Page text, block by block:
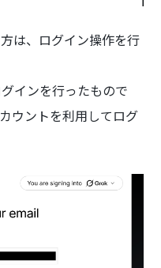
は、ログイン操作を行
インを行ったもので
ウントを利用してログ